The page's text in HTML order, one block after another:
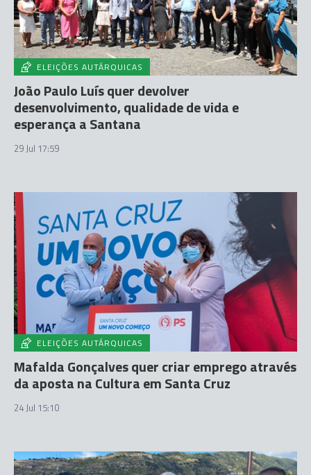
ELEIÇÕES AUTÁRQUICAS
João Paulo Luís quer devolver
desenvolvimento, qualidade de vida e
esperança a Santana
29 Jul 17:59
ELEIÇÕES AUTÁRQUICAS
Mafalda Gonçalves quer criar emprego através
da aposta na Cultura em Santa Cruz
24 Jul 15:10